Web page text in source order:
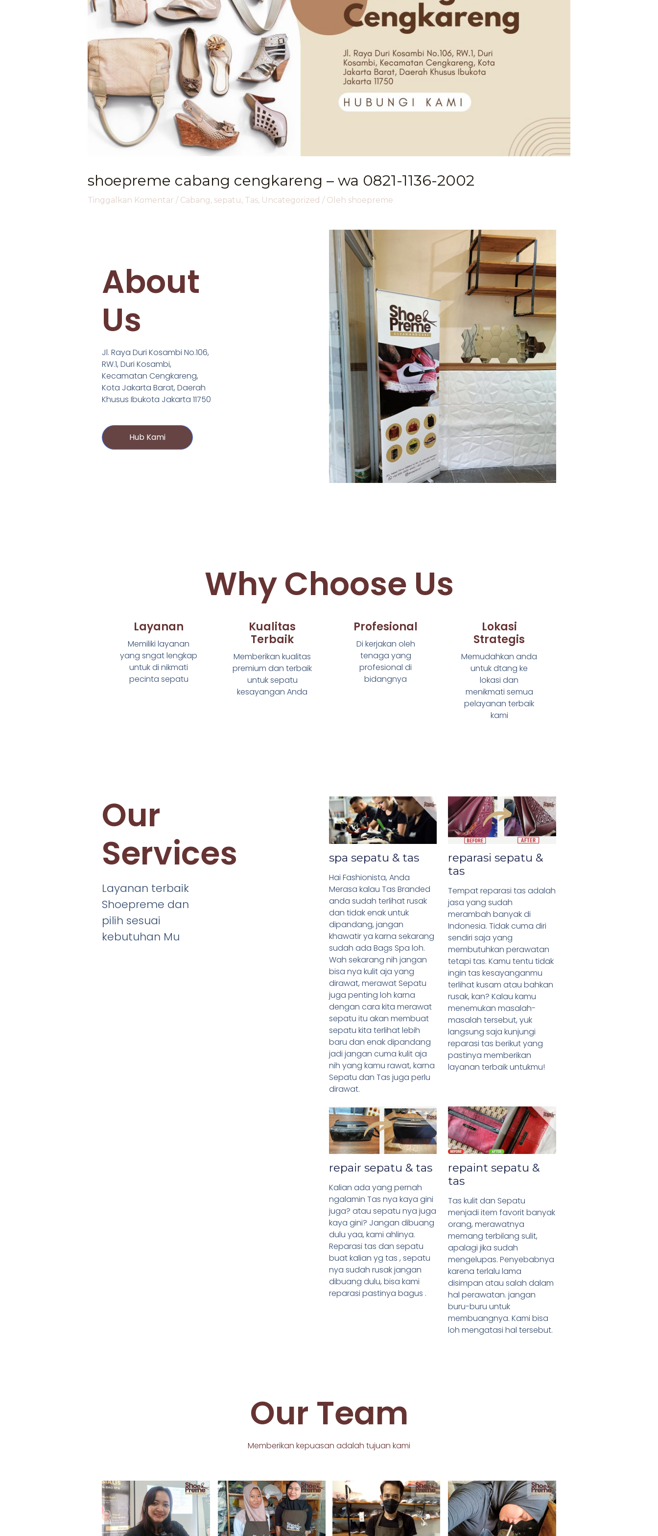
shoepreme cabang cengkareng – wa 0821-1136-2002
Tinggalkan Komentar / Cabang, sepatu, Tas, Uncategorized / Oleh shoepreme
About
Us
Jl. Raya Duri Kosambi No.106,
RW.1, Duri Kosambi,
Kecamatan Cengkareng,
Kota Jakarta Barat, Daerah
Khusus Ibukota Jakarta 11750
Hub Kami
Why Choose Us
Layanan
Memiliki layanan
yang sngat lengkap
untuk di nikmati
pecinta sepatu
Kualitas
Terbaik
Memberikan kualitas
premium dan terbaik
untuk sepatu
kesayangan Anda
Profesional
Di kerjakan oleh
tenaga yang
profesional di
bidangnya
Lokasi
Strategis
Memudahkan anda
untuk dtang ke
lokasi dan
menikmati semua
pelayanan terbaik
kami
Our
Services
Layanan terbaik
Shoepreme dan
pilih sesuai
kebutuhan Mu
spa sepatu & tas
Hai Fashionista, Anda
Merasa kalau Tas Branded
anda sudah terlihat rusak
dan tidak enak untuk
dipandang, jangan
khawatir ya karna sekarang
sudah ada Bags Spa loh.
Wah sekarang nih jangan
bisa nya kulit aja yang
dirawat, merawat Sepatu
juga penting loh karna
dengan cara kita merawat
sepatu itu akan membuat
sepatu kita terlihat lebih
baru dan enak dipandang
jadi jangan cuma kulit aja
nih yang kamu rawat, karna
Sepatu dan Tas juga perlu
dirawat.
reparasi sepatu &
tas
Tempat reparasi tas adalah
jasa yang sudah
merambah banyak di
Indonesia. Tidak cuma diri
sendiri saja yang
membutuhkan perawatan
tetapi tas. Kamu tentu tidak
ingin tas kesayanganmu
terlihat kusam atau bahkan
rusak, kan? Kalau kamu
menemukan masalah-
masalah tersebut, yuk
langsung saja kunjungi
reparasi tas berikut yang
pastinya memberikan
layanan terbaik untukmu!
repair sepatu & tas
Kalian ada yang pernah
ngalamin Tas nya kaya gini
juga? atau sepatu nya juga
kaya gini? Jangan dibuang
dulu yaa, kami ahlinya.
Reparasi tas dan sepatu
buat kalian yg tas , sepatu
nya sudah rusak jangan
dibuang dulu, bisa kami
reparasi pastinya bagus .
repaint sepatu &
tas
Tas kulit dan Sepatu
menjadi item favorit banyak
orang, merawatnya
memang terbilang sulit,
apalagi jika sudah
mengelupas. Penyebabnya
karena terlalu lama
disimpan atau salah dalam
hal perawatan. jangan
buru-buru untuk
membuangnya. Kami bisa
loh mengatasi hal tersebut.
Our Team
Memberikan kepuasan adalah tujuan kami